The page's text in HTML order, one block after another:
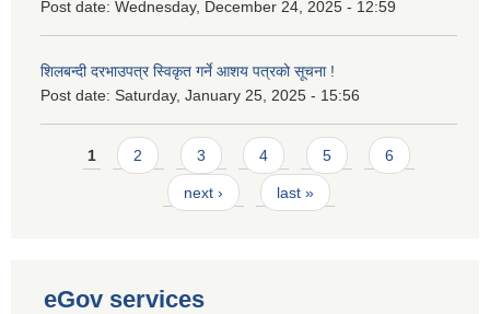
Post date: Wednesday, December 24, 2025 - 12:59
शिलबन्दी दरभाउपत्र स्विकृत गर्ने आशय पत्रको सूचना !
Post date: Saturday, January 25, 2025 - 15:56
Pages
1 2 3 4 5 6
next › last »
eGov services